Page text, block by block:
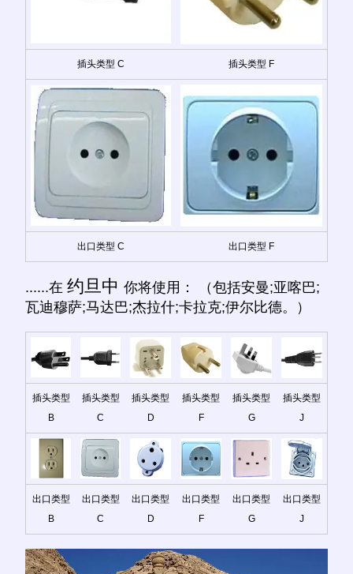
插头类型 C 插头类型 F
出口类型 C 出口类型 F
......在 约旦中 你将使用： （包括安曼;亚喀巴;
瓦迪穆萨;马达巴;杰拉什;卡拉克;伊尔比德。）
插头类型
B
插头类型
C
插头类型
D
插头类型
F
插头类型
G
插头类型
J
出口类型
B
出口类型
C
出口类型
D
出口类型
F
出口类型
G
出口类型
J